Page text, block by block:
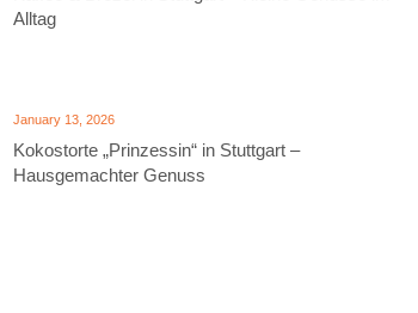
Alltag
January 13, 2026
Kokostorte „Prinzessin“ in Stuttgart –
Hausgemachter Genuss